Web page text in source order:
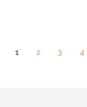
1 2 3 4